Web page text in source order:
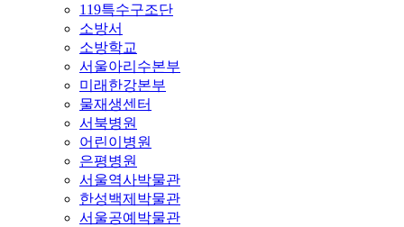
119특수구조단
소방서
소방학교
서울아리수본부
미래한강본부
물재생센터
서북병원
어린이병원
은평병원
서울역사박물관
한성백제박물관
서울공예박물관